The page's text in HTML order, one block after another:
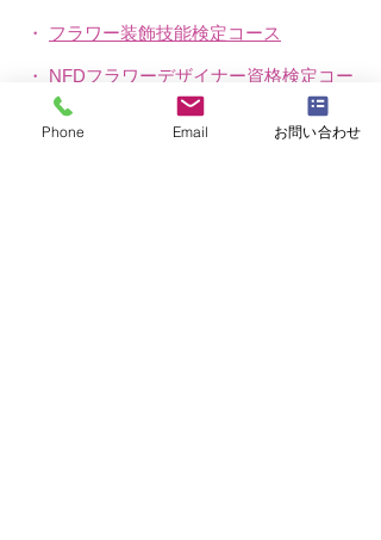
・ フラワー装飾技能検定コース
・ NFDフラワーデザイナー資格検定コー
・NFD資格検定指導者対象コース
Phone Email お問い合わせ